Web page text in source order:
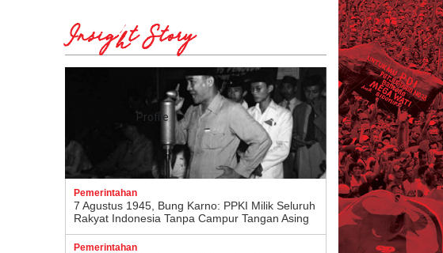
Profile
Insight Story
Pemerintahan
7 Agustus 1945, Bung Karno: PPKI Milik Seluruh
Rakyat Indonesia Tanpa Campur Tangan Asing
Pemerintahan